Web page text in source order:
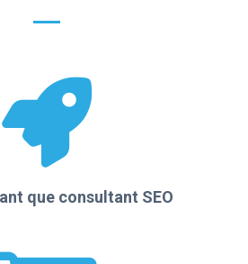
que consultant SEO